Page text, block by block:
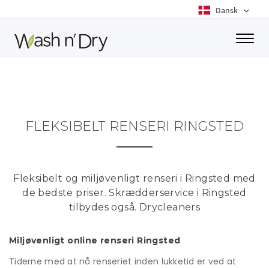
FLEKSIBELT RENSERI RINGSTED
Fleksibelt og miljøvenligt renseri i Ringsted med
de bedste priser. Skrædderservice i Ringsted
tilbydes også. Drycleaners
Miljøvenligt online renseri Ringsted
Tiderne med at nå renseriet inden lukketid er ved at